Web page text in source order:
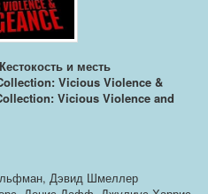
и месть
Vicious Violence &
Vicious Violence and
Дэвид Шмеллер